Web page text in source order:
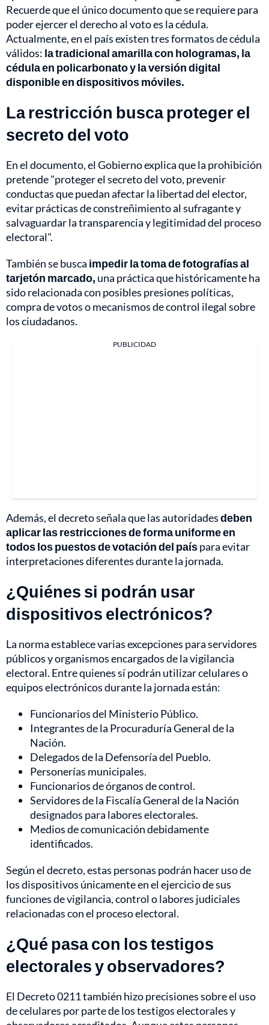
Recuerde que el único documento que se requiere para
poder ejercer el derecho al voto es la cédula.
Actualmente, en el país existen tres formatos de cédula
válidos: la tradicional amarilla con hologramas, la
cédula en policarbonato y la versión digital
disponible en dispositivos móviles.
La restricción busca proteger el
secreto del voto
En el documento, el Gobierno explica que la prohibición
pretende "proteger el secreto del voto, prevenir
conductas que puedan afectar la libertad del elector,
evitar prácticas de constreñimiento al sufragante y
salvaguardar la transparencia y legitimidad del proceso
electoral".
También se busca impedir la toma de fotografías al
tarjetón marcado, una práctica que históricamente ha
sido relacionada con posibles presiones políticas,
compra de votos o mecanismos de control ilegal sobre
los ciudadanos.
PUBLICIDAD
Además, el decreto señala que las autoridadesdeben
aplicar las restricciones de forma uniforme en
todos los puestos de votación del paíspara evitar
interpretaciones diferentes durante la jornada.
¿Quiénes si podrán usar
dispositivos electrónicos?
La norma establece varias excepciones para servidores
públicos y organismos encargados de la vigilancia
electoral. Entre quienes sí podrán utilizar celulares o
equipos electrónicos durante la jornada están:
Funcionarios del Ministerio Público.
Integrantes de la Procuraduría General de la
Nación.
Delegados de la Defensoría del Pueblo.
Personerías municipales.
Funcionarios de órganos de control.
Servidores de la Fiscalía General de la Nación
designados para labores electorales.
Medios de comunicación debidamente
identificados.
Según el decreto, estas personas podrán hacer uso de
los dispositivos únicamente en el ejercicio de sus
funciones de vigilancia, control o labores judiciales
relacionadas con el proceso electoral.
¿Qué pasa con los testigos
electorales y observadores?
El Decreto 0211 también hizo precisiones sobre el uso
de celulares por parte de los testigos electorales y